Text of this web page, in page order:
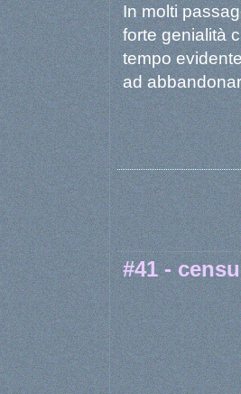
In molti
forte genialità
tempo
ad
#41 -